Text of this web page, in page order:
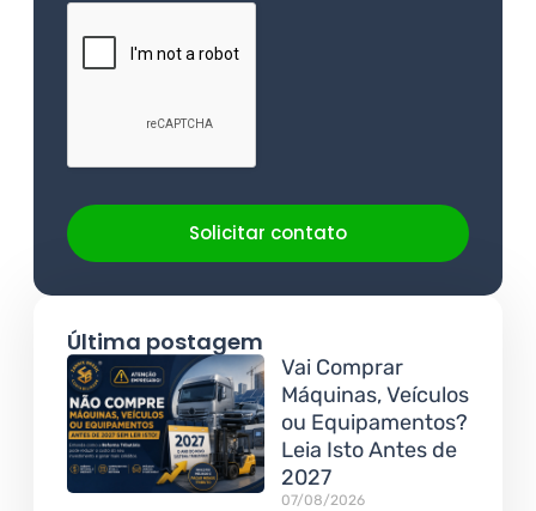
Solicitar contato
Última postagem
Vai Comprar
Máquinas, Veículos
ou Equipamentos?
Leia Isto Antes de
2027
07/08/2026